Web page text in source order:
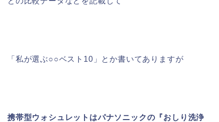
「私が選ぶ○○ベスト10」とか書いてありますが
携帯型ウォシュレットはパナソニックの『おしり洗浄